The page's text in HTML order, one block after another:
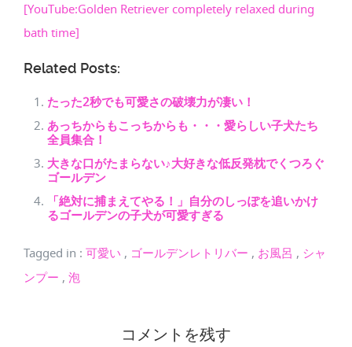
[YouTube:Golden Retriever completely relaxed during
bath time]
Related Posts:
たった2秒でも可愛さの破壊力が凄い！
あっちからもこっちからも・・・愛らしい子犬たち
全員集合！
大きな口がたまらない♪大好きな低反発枕でくつろぐ
ゴールデン
「絶対に捕まえてやる！」自分のしっぽを追いかけ
るゴールデンの子犬が可愛すぎる
Tagged in : 可愛い , ゴールデンレトリバー , お風呂 , シャ
ンプー , 泡
コメントを残す